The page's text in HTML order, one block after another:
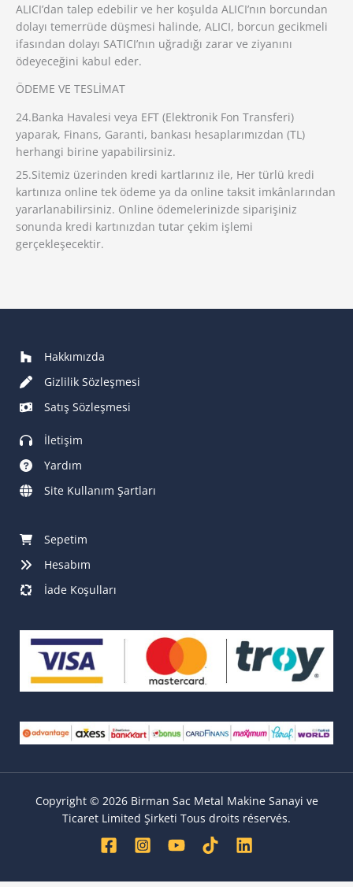
ALICI’dan talep edebilir ve her koşulda ALICI’nın borcundan
dolayı temerrüde düşmesi halinde, ALICI, borcun gecikmeli
ifasından dolayı SATICI’nın uğradığı zarar ve ziyanını
ödeyeceğini kabul eder.
ÖDEME VE TESLİMAT
24.Banka Havalesi veya EFT (Elektronik Fon Transferi)
yaparak, Finans, Garanti, bankası hesaplarımızdan (TL)
herhangi birine yapabilirsiniz.
25.Sitemiz üzerinden kredi kartlarınız ile, Her türlü kredi
kartınıza online tek ödeme ya da online taksit imkânlarından
yararlanabilirsiniz. Online ödemelerinizde siparişiniz
sonunda kredi kartınızdan tutar çekim işlemi
gerçekleşecektir.
Hakkımızda
Gizlilik Sözleşmesi
Satış Sözleşmesi
İletişim
Yardım
Site Kullanım Şartları
Sepetim
Hesabım
İade Koşulları
Copyright © 2026 Birman Sac Metal Makine Sanayi ve
Ticaret Limited Şirketi Tous droits réservés.